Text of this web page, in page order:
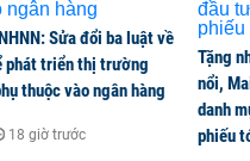
8, nhóm ngành nào có
đồng/lít từ chiều 6/8
Sửa đổi ba luật về
phát triển thị trường
thuộc vào ngân hàng
18 giờ trước
Tặng
nổi,
danh
phiếu